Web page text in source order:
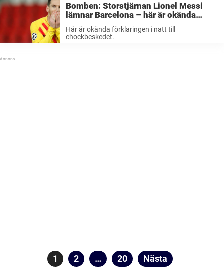
Bomben: Storstjärnan Lionel Messi
lämnar Barcelona – här är okända
Här är okända förklaringen i natt till
chockbeskedet.
Sidnumrering
Sida
1 Sida
2 … Sida
20 Nästa